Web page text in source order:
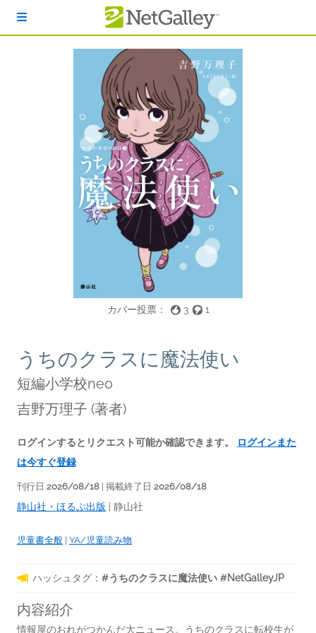
カバー投票： 3 1
うちのクラスに魔法使い
短編小学校neo
吉野万理子 (著者)
ログインするとリクエスト可能か確認できます。
ログインまた
は今すぐ登録
刊行日 2026/08/18 | 掲載終了日 2026/08/18
静山社・ほるぷ出版 静山社
児童書全般 YA/児童読み物
ハッシュタグ： #うちのクラスに魔法使い #NetGalleyJP
内容紹介
情報屋のおれがつかんだ大ニュース。うちのクラスに転校生が